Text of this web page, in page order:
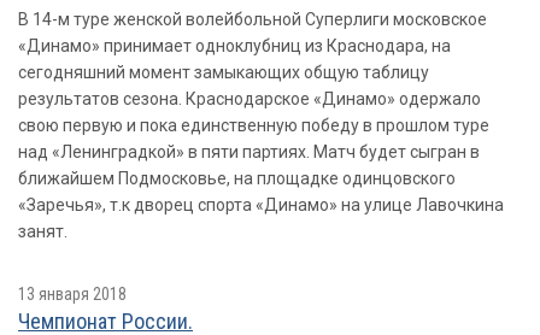
В 14-м туре женской волейбольной Суперлиги московское
«Динамо» принимает одноклубниц из Краснодара, на
сегодняшний момент замыкающих общую таблицу
результатов сезона. Краснодарское «Динамо» одержало
свою первую и пока единственную победу в прошлом туре
над «Ленинградкой» в пяти партиях. Матч будет сыгран в
ближайшем Подмосковье, на площадке одинцовского
«Заречья», т.к дворец спорта «Динамо» на улице Лавочкина
занят.
13 января 2018
Чемпионат России.